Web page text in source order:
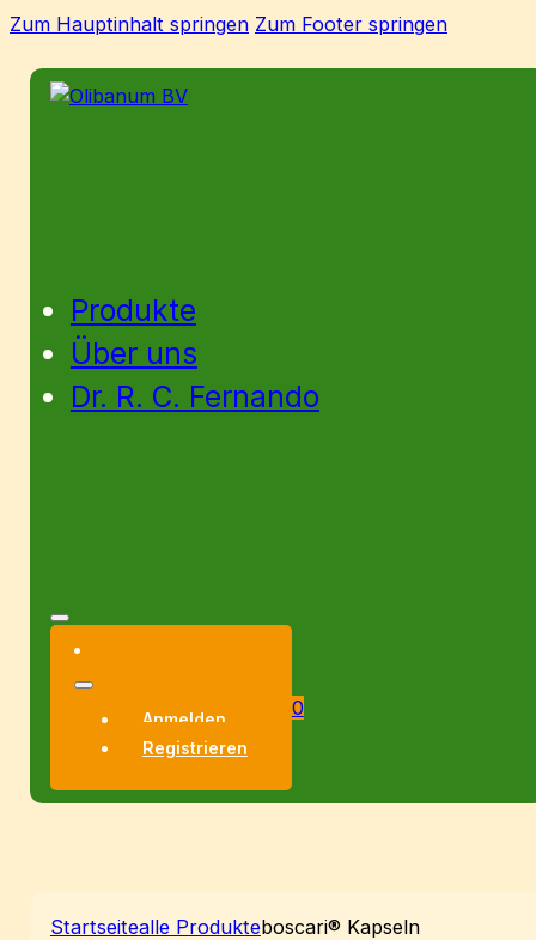
Zum Hauptinhalt springen Zum Footer springen
Produkte
Über uns
Dr. R. C. Fernando
Anmelden
Registrieren
0
Startseitealle Produkteboscari® Kapseln